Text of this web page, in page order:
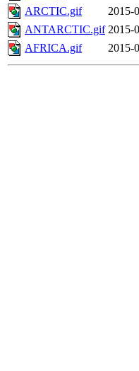
ARCTIC.gif
2015-
ANTARCTIC.gif 2015-
AFRICA.gif
2015-